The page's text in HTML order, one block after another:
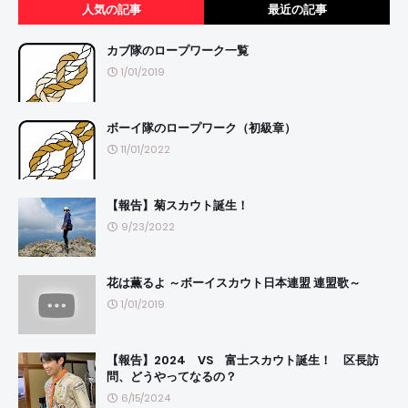
人気の記事 最近の記事
カブ隊のロープワーク一覧
1/01/2019
ボーイ隊のロープワーク（初級章）
11/01/2022
【報告】菊スカウト誕生！
9/23/2022
花は薫るよ ～ボーイスカウト日本連盟 連盟歌～
1/01/2019
【報告】2024 VS 富士スカウト誕生！ 区長訪
問、どうやってなるの？
6/15/2024